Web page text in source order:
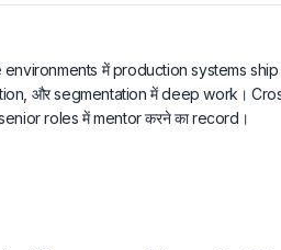
environments में production systems
और segmentation में deep work।
roles में mentor करने का record।